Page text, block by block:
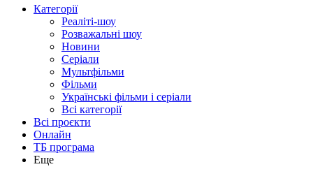
Категорії
Реаліті-шоу
Розважальні шоу
Новини
Серіали
Мультфільми
Фільми
Українські фільми і серіали
Всі категорії
Всі проєкти
Онлайн
ТБ програма
Еще